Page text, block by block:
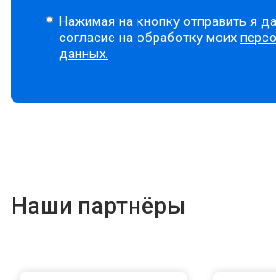
Нажимая на кнопку отправить я
согласие на обработку моих
данных.
Наши партнёры